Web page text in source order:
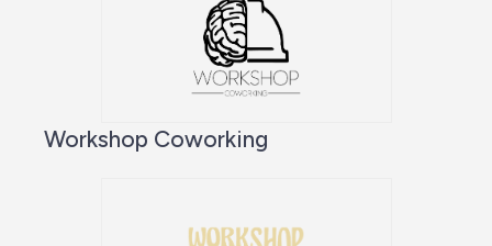
Workshop Coworking